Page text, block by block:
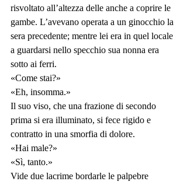
risvoltato all’altezza delle anche a coprire le
gambe. L’avevano operata a un ginocchio la
sera precedente; mentre lei era in quel locale
a guardarsi nello specchio sua nonna era
sotto ai ferri.
«Come stai?»
«Eh, insomma.»
Il suo viso, che una frazione di secondo
prima si era illuminato, si fece rigido e
contratto in una smorfia di dolore.
«Hai male?»
«Sì, tanto.»
Vide due lacrime bordarle le palpebre